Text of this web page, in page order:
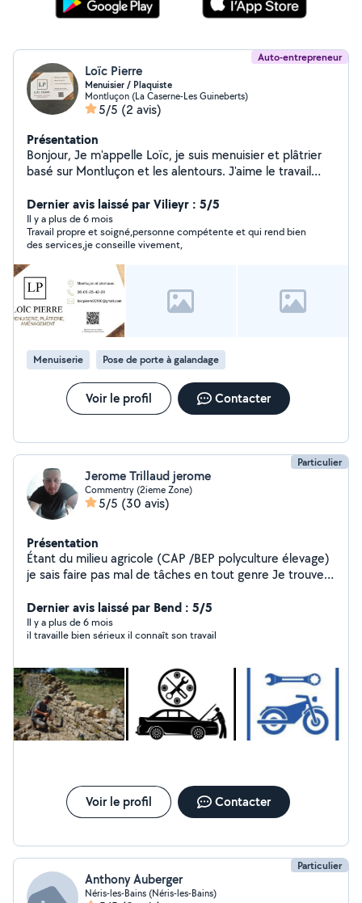
Auto-entrepreneur
Loïc Pierre
Menuisier / Plaquiste
Montluçon (La Caserne-Les Guineberts)
5/5 (2 avis)
Présentation
Bonjour, Je m'appelle Loïc, je suis menuisier et plâtrier
basé sur Montluçon et les alentours. J'aime le travail
intérieurs : dressings, placards, cloisons, plafonds, sols,
etc. N'hésitez pas à me contacter pour vos projets ou
petits dépannages !
Dernier avis laissé par Vilieyr : 5/5
Il y a plus de 6 mois
Travail propre et soigné,personne compétente et qui rend bien
des services,je conseille vivement,
Menuiserie Pose de porte à galandage
Voir le profil Contacter
Particulier
Jerome Trillaud jerome
Commentry (2ieme Zone)
5/5 (30 avis)
Présentation
Étant du milieu agricole (CAP /BEP polyculture élevage)
je sais faire pas mal de tâches en tout genre Je trouve
Si le plan B ne fonctionne pas , c'est pas grave il y a
toute les lettres de l'alphabet ;) La mécanique est ma
passion première Rigoureux dans mon travail , très
solutions pour que vos interventions vous coûte le
moins cher possible fait partie de ma vision des choses ,
c'est compliqué pour beaucoup d'entre nous . N'hésitez
pas mes chers voisins Jérôme a votre service
Dernier avis laissé par Bend : 5/5
Il y a plus de 6 mois
il travaille bien sérieux il connaît son travail
Voir le profil Contacter
Particulier
Anthony Auberger
Néris-les-Bains (Néris-les-Bains)